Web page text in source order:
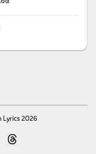
Lyrics 2026